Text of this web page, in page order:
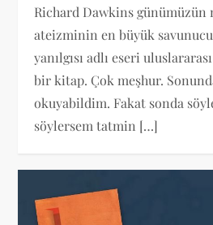
Richard Dawkins
ateizminin en büyük
yanılgısı adlı eseri
bir kitap. Çok meşhur.
okuyabildim. Fakat sonda
söylersem tatmin […]